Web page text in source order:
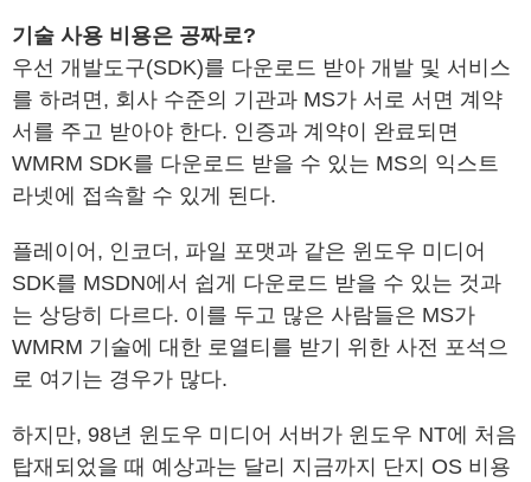
기술 사용 비용은 공짜로?
우선 개발도구(SDK)를 다운로드 받아 개발 및 서비스
를 하려면, 회사 수준의 기관과 MS가 서로 서면 계약
서를 주고 받아야 한다. 인증과 계약이 완료되면
WMRM SDK를 다운로드 받을 수 있는 MS의 익스트
라넷에 접속할 수 있게 된다.
플레이어, 인코더, 파일 포맷과 같은 윈도우 미디어
SDK를 MSDN에서 쉽게 다운로드 받을 수 있는 것과
는 상당히 다르다. 이를 두고 많은 사람들은 MS가
WMRM 기술에 대한 로열티를 받기 위한 사전 포석으
로 여기는 경우가 많다.
하지만, 98년 윈도우 미디어 서버가 윈도우 NT에 처음
탑재되었을 때 예상과는 달리 지금까지 단지 OS 비용